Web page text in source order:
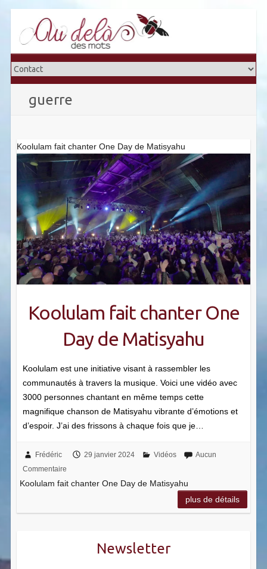
content
guerre
Koolulam fait chanter One Day de Matisyahu
Koolulam fait chanter One
Day de Matisyahu
Koolulam est une initiative visant à rassembler les
communautés à travers la musique. Voici une vidéo avec
3000 personnes chantant en même temps cette
magnifique chanson de Matisyahu vibrante d’émotions et
d’espoir. J’ai des frissons à chaque fois que je…
Frédéric 29 janvier 2024 Vidéos
Aucun
Commentaire
Koolulam fait chanter One Day de Matisyahu
plus de détails
Newsletter